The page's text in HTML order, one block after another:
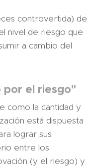
controvertida) de
nivel de riesgo que
a cambio del
el riesgo"
como la cantidad y
está dispuesta
lograr sus
entre los
(y el riesgo) y